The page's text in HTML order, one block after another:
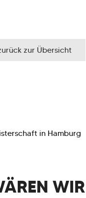
zur Übersicht
in Hamburg